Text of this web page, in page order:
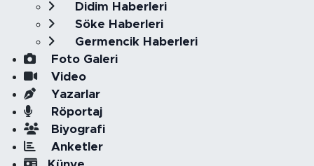
Didim Haberleri
Söke Haberleri
Germencik Haberleri
Foto Galeri
Video
Yazarlar
Röportaj
Biyografi
Anketler